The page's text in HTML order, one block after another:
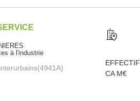
à l'industrie
EFFECTIF
CA M€